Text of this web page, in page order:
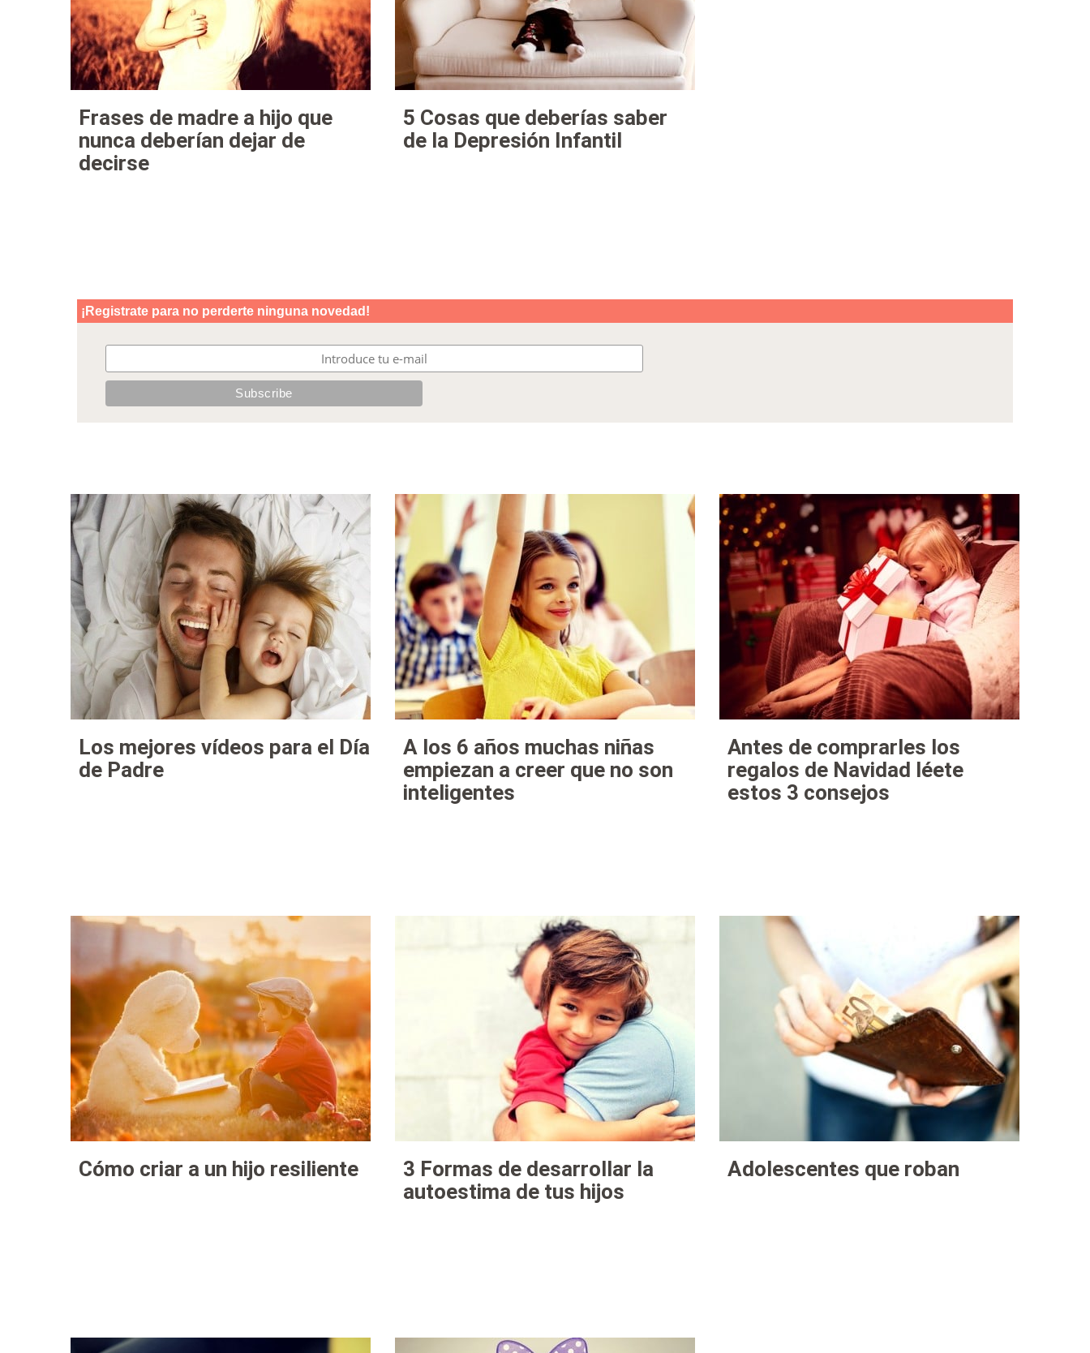
Frases de madre a hijo que
nunca deberían dejar de
decirse
5 Cosas que deberías saber
de la Depresión Infantil
Los mejores vídeos para el Día
de Padre
A los 6 años muchas niñas
empiezan a creer que no son
inteligentes
Antes de comprarles los
regalos de Navidad léete
estos 3 consejos
Cómo criar a un hijo resiliente
3 Formas de desarrollar la
autoestima de tus hijos
Adolescentes que roban